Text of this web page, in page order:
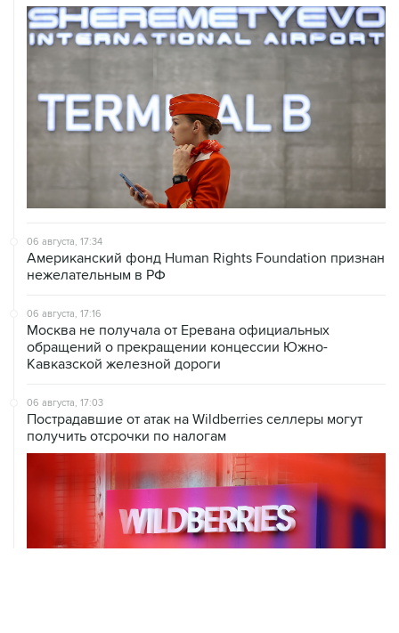
06 августа, 17:34
Американский фонд Human Rights Foundation признан
нежелательным в РФ
06 августа, 17:16
Москва не получала от Еревана официальных
обращений о прекращении концессии Южно-
Кавказской железной дороги
06 августа, 17:03
Пострадавшие от атак на Wildberries селлеры могут
получить отсрочки по налогам